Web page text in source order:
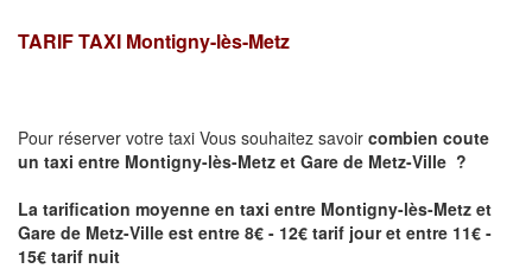
TARIF TAXI Montigny-lès-Metz
Pour réserver votre taxi Vous souhaitez savoir combien coute
un taxi entre Montigny-lès-Metz et Gare de Metz-Ville ?
La tarification moyenne en taxi entre Montigny-lès-Metz et
Gare de Metz-Ville est entre 8€ - 12€ tarif jour et entre 11€ -
15€ tarif nuit